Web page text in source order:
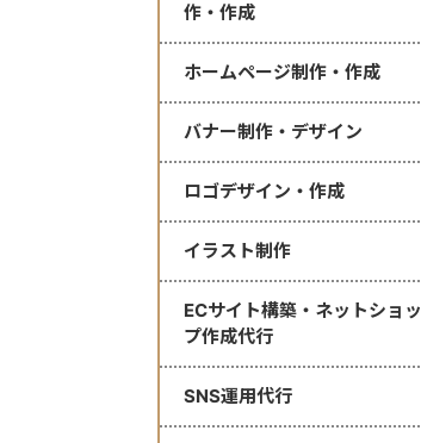
作・作成
ホームページ制作・作成
バナー制作・デザイン
ロゴデザイン・作成
イラスト制作
ECサイト構築・ネットショッ
プ作成代行
SNS運用代行